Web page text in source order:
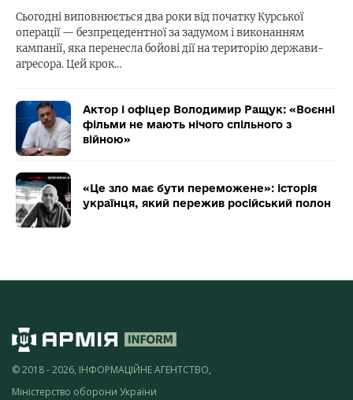
Сьогодні виповнюється два роки від початку Курської
операції — безпрецедентної за задумом і виконанням
кампанії, яка перенесла бойові дії на територію держави-
агресора. Цей крок…
Актор і офіцер Володимир Ращук: «Воєнні
фільми не мають нічого спільного з
війною»
«Це зло має бути переможене»: історія
українця, який пережив російський полон
© 2018 - 2026, ІНФОРМАЦІЙНЕ АГЕНТСТВО,
Міністерство оборони України